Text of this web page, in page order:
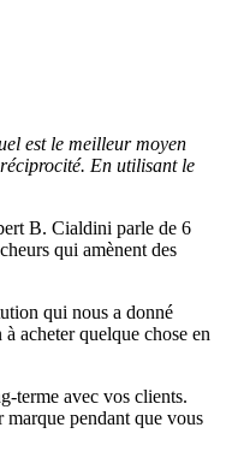
est le meilleur moyen
En utilisant le
B. Cialdini parle de 6
qui amènent des
qui nous a donné
acheter quelque chose en
terme avec vos clients.
pendant que vous